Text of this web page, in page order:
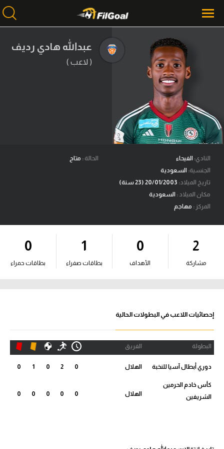
محتوى إخباري
الرئيسية
أخبار
مباريات
ميركاتو
فانتازي في الجول
مسابقة التوقعات
فيديوهات
آراء حرة
ركن الألعاب
الدوري المصري
الدوري الإنجليزي الممتاز
الدوري الإيطالي
الدوري الفرنسي
عبدالله هادي رديف
( لاعب )
النادي: الفيحاء
الجنسية: السعودية
تاريخ الميلاد:
مكان الميلاد : السعودية
المركز : مهاجم
الحالة : متاح
2
مشاركة
0
الأهداف
1
بطاقات صفراء
0
بطاقات حمراء
إحصائيات اللاعب في البطولات الحالية
البطولة الفريق
دوري أبطال آسيا للنخبة الهلال 0
2
0
1
0
كأس خادم الحرمين
الشريفين
الهلال 0
0
0
0
0